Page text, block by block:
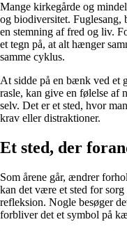
Mange kirkegårde og
og biodiversitet. Fuglesang,
en stemning af fred og liv.
et tegn på, at alt hænger
samme cyklus.
At sidde på en bænk ved et
rasle, kan give en følelse af
selv. Det er et sted, hvor
krav eller distraktioner.
Et sted, der
Som årene går, ændrer
kan det være et sted for sorg
refleksion. Nogle besøger
forbliver det et symbol på